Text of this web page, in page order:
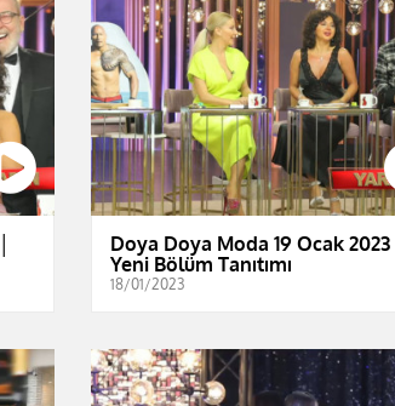
Doya Doya Moda 19 Ocak 2023 │
Yeni Bölüm Tanıtımı
18/01/2023